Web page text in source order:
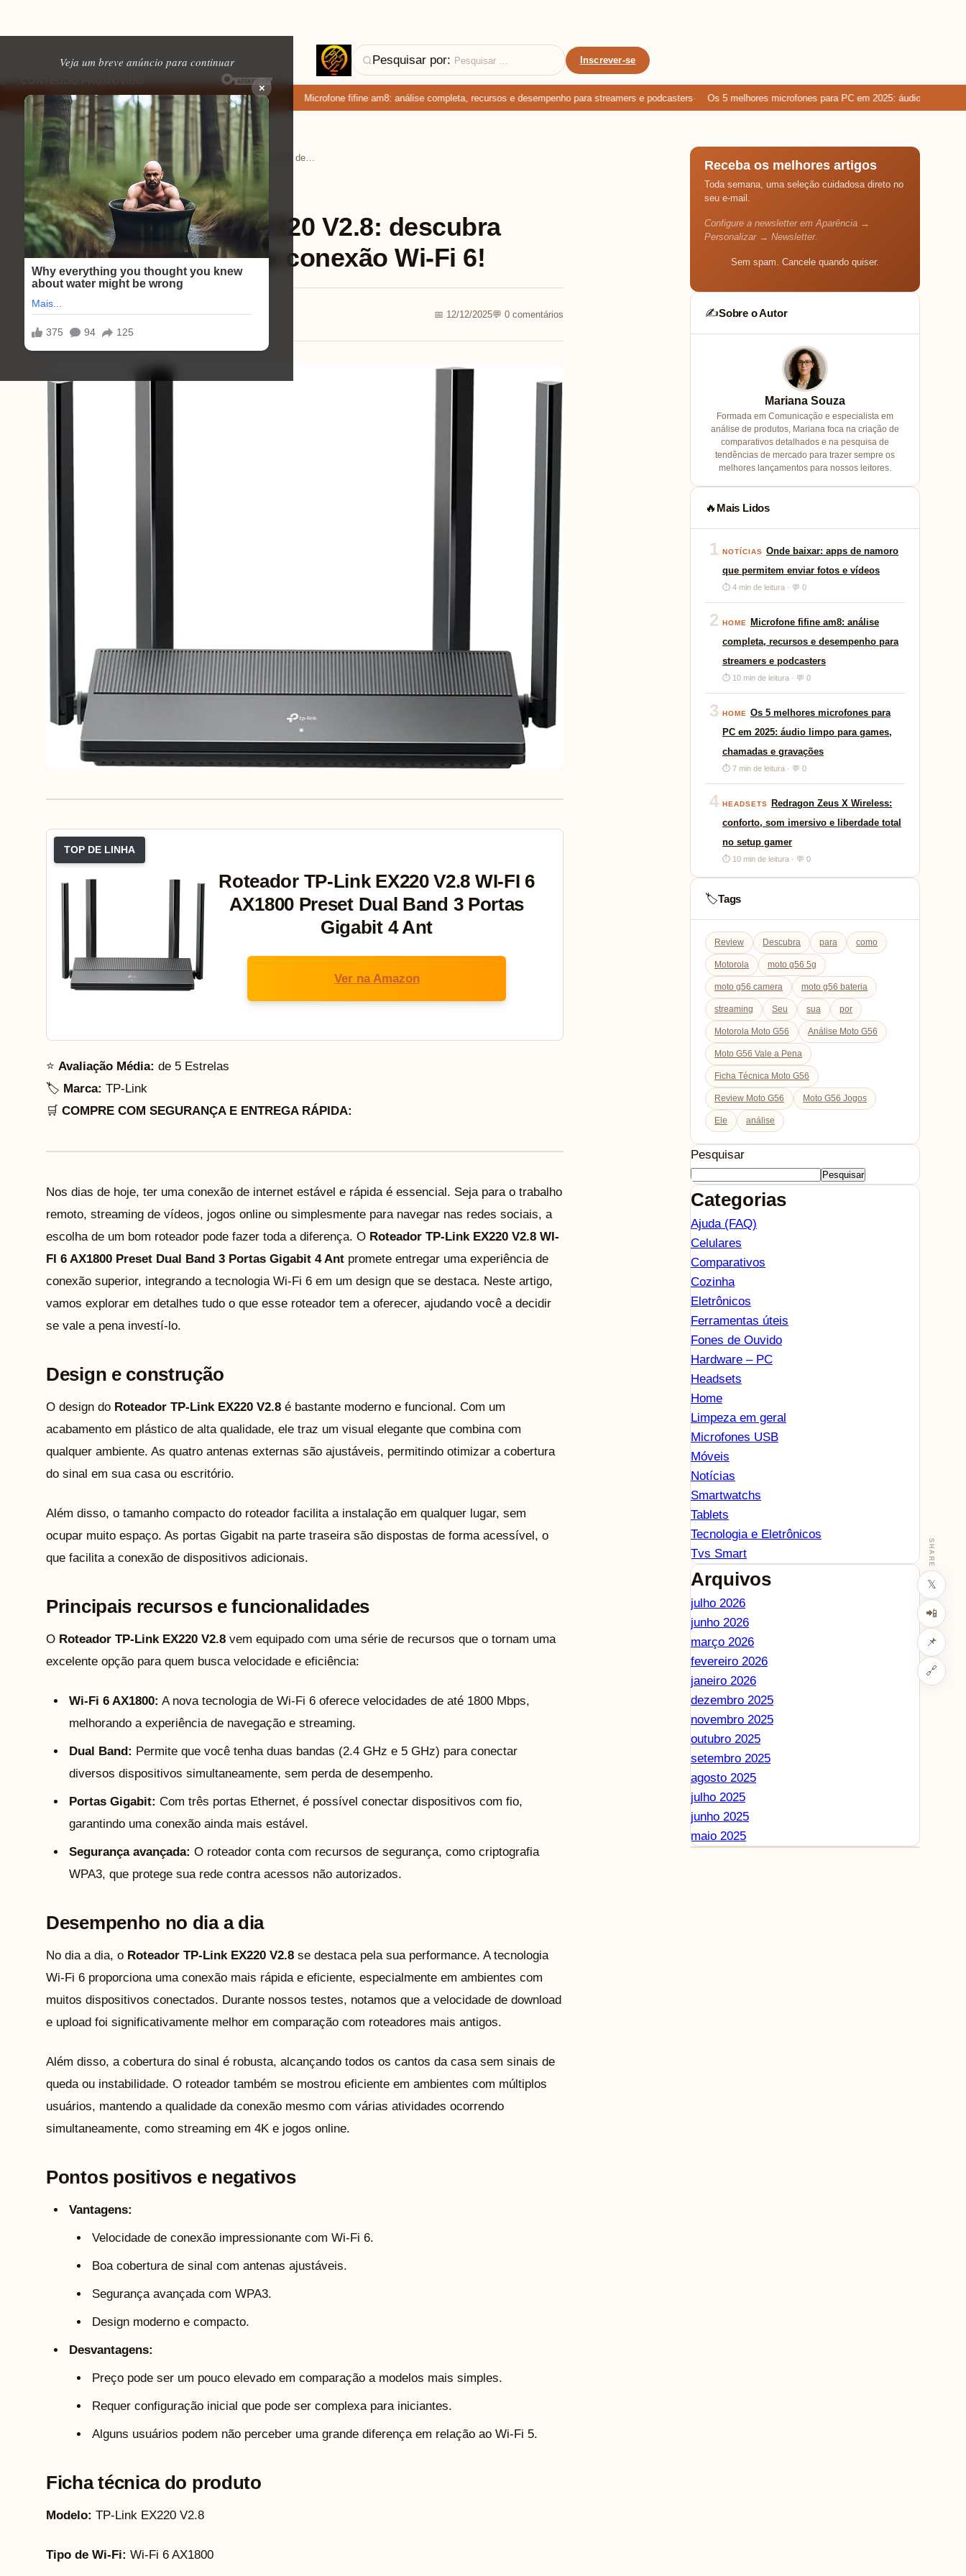
Veja um breve anúncio para continuar
×
SHARE
𝕏
📲
📌
🔗
Pesquisar por: Inscrever-se
EM ALTA
Onde baixar: apps de namoro que permitem enviar fotos e vídeos Microfone fifine am8: análise completa, recursos e desempenho para streamers e podcasters Os 5 melhores microfones para PC em 2025: áudio limpo para
Home Eletrônicos
Eletrônicos ⏱ 8 min de leitura
Review TP-Link EX220 V2.8: descubra
como melhorar sua conexão Wi-Fi 6!
📅 12/12/2025💬 0 comentários
TOP DE LINHA
Roteador TP-Link EX220 V2.8 WI-FI 6
AX1800 Preset Dual Band 3 Portas
Gigabit 4 Ant
Ver na Amazon
⭐ Avaliação Média: de 5 Estrelas
🏷️ Marca: TP-Link
🛒 COMPRE COM SEGURANÇA E ENTREGA RÁPIDA:
Nos dias de hoje, ter uma conexão de internet estável e rápida é essencial. Seja para o trabalho
remoto, streaming de vídeos, jogos online ou simplesmente para navegar nas redes sociais, a
escolha de um bom roteador pode fazer toda a diferença. O Roteador TP-Link EX220 V2.8 WI-
FI 6 AX1800 Preset Dual Band 3 Portas Gigabit 4 Ant promete entregar uma experiência de
conexão superior, integrando a tecnologia Wi-Fi 6 em um design que se destaca. Neste artigo,
vamos explorar em detalhes tudo o que esse roteador tem a oferecer, ajudando você a decidir
se vale a pena investí-lo.
Design e construção
O design do Roteador TP-Link EX220 V2.8 é bastante moderno e funcional. Com um
acabamento em plástico de alta qualidade, ele traz um visual elegante que combina com
qualquer ambiente. As quatro antenas externas são ajustáveis, permitindo otimizar a cobertura
do sinal em sua casa ou escritório.
Além disso, o tamanho compacto do roteador facilita a instalação em qualquer lugar, sem
ocupar muito espaço. As portas Gigabit na parte traseira são dispostas de forma acessível, o
que facilita a conexão de dispositivos adicionais.
Principais recursos e funcionalidades
O Roteador TP-Link EX220 V2.8 vem equipado com uma série de recursos que o tornam uma
excelente opção para quem busca velocidade e eficiência:
Wi-Fi 6 AX1800: A nova tecnologia de Wi-Fi 6 oferece velocidades de até 1800 Mbps,
melhorando a experiência de navegação e streaming.
Dual Band: Permite que você tenha duas bandas (2.4 GHz e 5 GHz) para conectar
diversos dispositivos simultaneamente, sem perda de desempenho.
Portas Gigabit: Com três portas Ethernet, é possível conectar dispositivos com fio,
garantindo uma conexão ainda mais estável.
Segurança avançada: O roteador conta com recursos de segurança, como criptografia
WPA3, que protege sua rede contra acessos não autorizados.
Desempenho no dia a dia
No dia a dia, o Roteador TP-Link EX220 V2.8 se destaca pela sua performance. A tecnologia
Wi-Fi 6 proporciona uma conexão mais rápida e eficiente, especialmente em ambientes com
muitos dispositivos conectados. Durante nossos testes, notamos que a velocidade de download
e upload foi significativamente melhor em comparação com roteadores mais antigos.
Além disso, a cobertura do sinal é robusta, alcançando todos os cantos da casa sem sinais de
queda ou instabilidade. O roteador também se mostrou eficiente em ambientes com múltiplos
usuários, mantendo a qualidade da conexão mesmo com várias atividades ocorrendo
simultaneamente, como streaming em 4K e jogos online.
Pontos positivos e negativos
Vantagens:
Velocidade de conexão impressionante com Wi-Fi 6.
Boa cobertura de sinal com antenas ajustáveis.
Segurança avançada com WPA3.
Design moderno e compacto.
Desvantagens:
Preço pode ser um pouco elevado em comparação a modelos mais simples.
Requer configuração inicial que pode ser complexa para iniciantes.
Alguns usuários podem não perceber uma grande diferença em relação ao Wi-Fi 5.
Ficha técnica do produto
Modelo: TP-Link EX220 V2.8
Tipo de Wi-Fi: Wi-Fi 6 AX1800
Receba os melhores artigos
Toda semana, uma seleção cuidadosa direto no
seu e-mail.
Configure a newsletter em Aparência →
Personalizar → Newsletter.
Sem spam. Cancele quando quiser.
✍️Sobre o Autor
Mariana Souza
Formada em Comunicação e especialista em
análise de produtos, Mariana foca na criação de
comparativos detalhados e na pesquisa de
tendências de mercado para trazer sempre os
melhores lançamentos para nossos leitores.
🔥 Mais Lidos
1 NOTÍCIAS Onde baixar: apps de namoro
que permitem enviar fotos e vídeos
⏱ 4 min de leitura · 💬 0
2 HOME
Microfone fifine am8: análise
completa, recursos e desempenho para
streamers e podcasters
⏱ 10 min de leitura · 💬 0
3 HOME
Os 5 melhores microfones para
PC em 2025: áudio limpo para games,
chamadas e gravações
⏱ 7 min de leitura · 💬 0
4 HEADSETS
Redragon Zeus X Wireless:
conforto, som imersivo e liberdade total
no setup gamer
⏱ 10 min de leitura · 💬 0
🏷️Tags
Review Descubra para como
Motorola moto g56 5g
moto g56 camera moto g56 bateria
streaming Seu sua por
Motorola Moto G56 Análise Moto G56
Moto G56 Vale a Pena
Ficha Técnica Moto G56
Review Moto G56 Moto G56 Jogos
Ele análise
Pesquisar
Pesquisar
Categorias
Ajuda (FAQ)
Celulares
Comparativos
Cozinha
Eletrônicos
Ferramentas úteis
Fones de Ouvido
Hardware – PC
Headsets
Home
Limpeza em geral
Microfones USB
Móveis
Notícias
Smartwatchs
Tablets
Tecnologia e Eletrônicos
Tvs Smart
Arquivos
julho 2026
junho 2026
março 2026
fevereiro 2026
janeiro 2026
dezembro 2025
novembro 2025
outubro 2025
setembro 2025
agosto 2025
julho 2025
junho 2025
maio 2025